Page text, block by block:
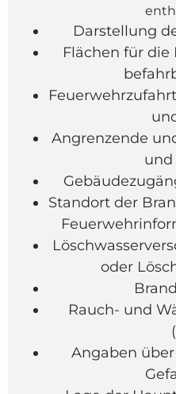
Darstellung
Flächen für
Angrenzende
und
Standort der
oder
Rauch- und
Angaben